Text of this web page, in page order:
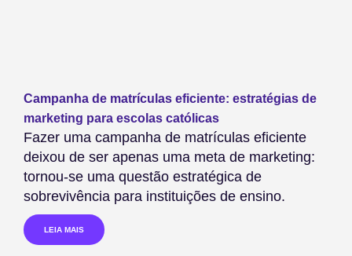
Campanha de matrículas eficiente: estratégias de
marketing para escolas católicas
Fazer uma campanha de matrículas eficiente
deixou de ser apenas uma meta de marketing:
tornou-se uma questão estratégica de
sobrevivência para instituições de ensino.
LEIA MAIS